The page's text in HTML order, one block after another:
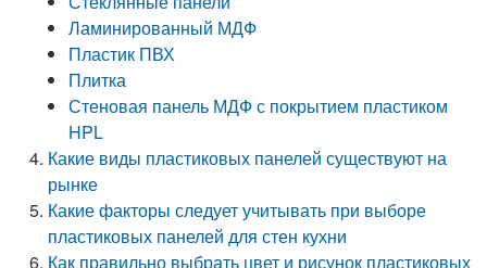
Ламинированный МДФ
Пластик ПВХ
Плитка
Стеновая панель МДФ с покрытием пластиком
HPL
Какие виды пластиковых панелей существуют на
рынке
Какие факторы следует учитывать при выборе
пластиковых панелей для стен кухни
Как правильно выбрать цвет и рисунок пластиковых